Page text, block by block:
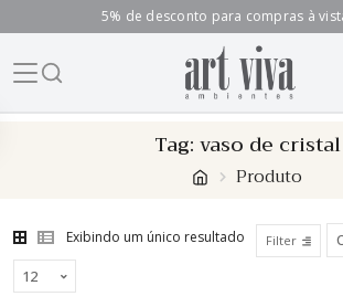
5% de desconto para compras à
Tag:vaso de cristal
Produto
Exibindo um único resultado Filter